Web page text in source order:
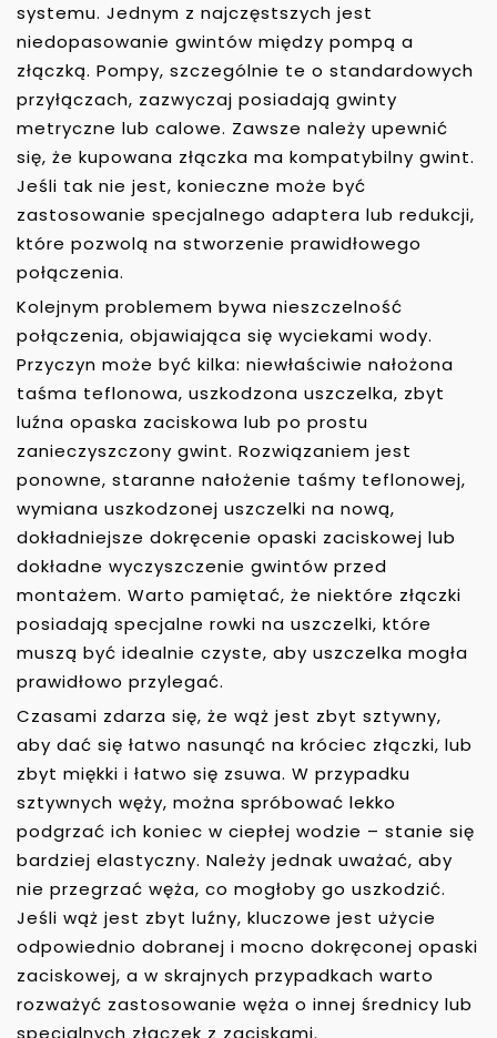
systemu. Jednym z najczęstszych jest
niedopasowanie gwintów między pompą a
złączką. Pompy, szczególnie te o standardowych
przyłączach, zazwyczaj posiadają gwinty
metryczne lub calowe. Zawsze należy upewnić
się, że kupowana złączka ma kompatybilny gwint.
Jeśli tak nie jest, konieczne może być
zastosowanie specjalnego adaptera lub redukcji,
które pozwolą na stworzenie prawidłowego
połączenia.
Kolejnym problemem bywa nieszczelność
połączenia, objawiająca się wyciekami wody.
Przyczyn może być kilka: niewłaściwie nałożona
taśma teflonowa, uszkodzona uszczelka, zbyt
luźna opaska zaciskowa lub po prostu
zanieczyszczony gwint. Rozwiązaniem jest
ponowne, staranne nałożenie taśmy teflonowej,
wymiana uszkodzonej uszczelki na nową,
dokładniejsze dokręcenie opaski zaciskowej lub
dokładne wyczyszczenie gwintów przed
montażem. Warto pamiętać, że niektóre złączki
posiadają specjalne rowki na uszczelki, które
muszą być idealnie czyste, aby uszczelka mogła
prawidłowo przylegać.
Czasami zdarza się, że wąż jest zbyt sztywny,
aby dać się łatwo nasunąć na króciec złączki, lub
zbyt miękki i łatwo się zsuwa. W przypadku
sztywnych węży, można spróbować lekko
podgrzać ich koniec w ciepłej wodzie – stanie się
bardziej elastyczny. Należy jednak uważać, aby
nie przegrzać węża, co mogłoby go uszkodzić.
Jeśli wąż jest zbyt luźny, kluczowe jest użycie
odpowiednio dobranej i mocno dokręconej opaski
zaciskowej, a w skrajnych przypadkach warto
rozważyć zastosowanie węża o innej średnicy lub
specjalnych złączek z zaciskami.